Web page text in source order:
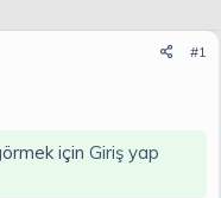
#1
için Giriş yap